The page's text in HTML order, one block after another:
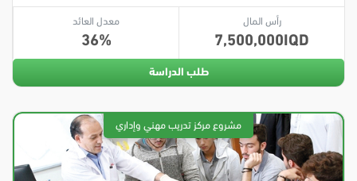
رأس المال
7,500,000
معدل العائد
36
طلب الدراسة